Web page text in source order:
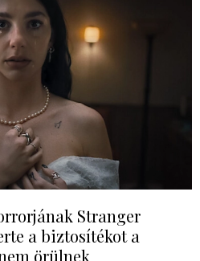
Stranger
a biztosítékot a
örülnek